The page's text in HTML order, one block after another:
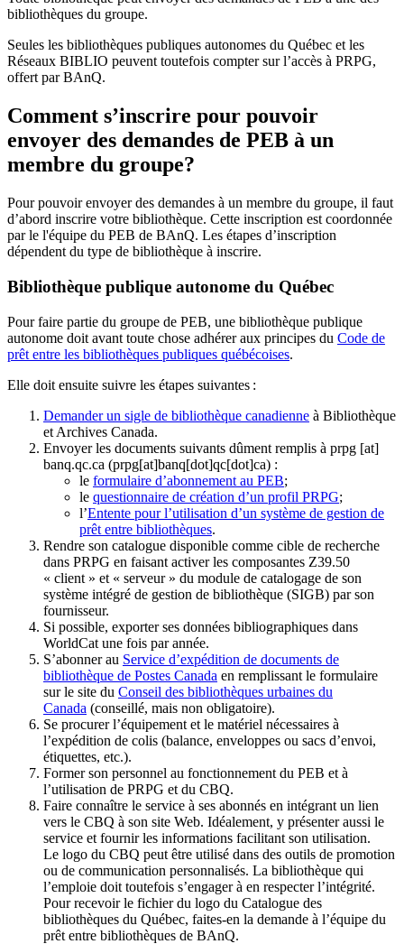
bibliothèques du groupe.
Seules les bibliothèques publiques autonomes du Québec et les
Réseaux BIBLIO peuvent toutefois compter sur l’accès à PRPG,
offert par BAnQ.
Comment s’inscrire pour pouvoir
envoyer des demandes de PEB à un
membre du groupe?
Pour pouvoir envoyer des demandes à un membre du groupe, il faut
d’abord inscrire votre bibliothèque. Cette inscription est coordonnée
par le l'équipe du PEB de BAnQ. Les étapes d’inscription
dépendent du type de bibliothèque à inscrire.
Bibliothèque publique autonome du Québec
Pour faire partie du groupe de PEB, une bibliothèque publique
autonome doit avant toute chose adhérer aux principes du Code de
prêt entre les bibliothèques publiques québécoises.
Elle doit ensuite suivre les étapes suivantes :
Demander un sigle de bibliothèque canadienne à Bibliothèque
et Archives Canada.
Envoyer les documents suivants dûment remplis à prpg [at]
banq.qc.ca (prpg[at]banq[dot]qc[dot]ca) :
le formulaire d’abonnement au PEB;
le questionnaire de création d’un profil PRPG;
l’Entente pour l’utilisation d’un système de gestion de
prêt entre bibliothèques.
Rendre son catalogue disponible comme cible de recherche
dans PRPG en faisant activer les composantes Z39.50
« client » et « serveur » du module de catalogage de son
système intégré de gestion de bibliothèque (SIGB) par son
fournisseur.
Si possible, exporter ses données bibliographiques dans
WorldCat une fois par année.
S’abonner au Service d’expédition de documents de
bibliothèque de Postes Canada en remplissant le formulaire
sur le site du Conseil des bibliothèques urbaines du
Canada (conseillé, mais non obligatoire).
Se procurer l’équipement et le matériel nécessaires à
l’expédition de colis (balance, enveloppes ou sacs d’envoi,
étiquettes, etc.).
Former son personnel au fonctionnement du PEB et à
l’utilisation de PRPG et du CBQ.
Faire connaître le service à ses abonnés en intégrant un lien
vers le CBQ à son site Web. Idéalement, y présenter aussi le
service et fournir les informations facilitant son utilisation.
Le logo du CBQ peut être utilisé dans des outils de promotion
ou de communication personnalisés. La bibliothèque qui
l’emploie doit toutefois s’engager à en respecter l’intégrité.
Pour recevoir le fichier du logo du Catalogue des
bibliothèques du Québec, faites-en la demande à l’équipe du
prêt entre bibliothèques de BAnQ.